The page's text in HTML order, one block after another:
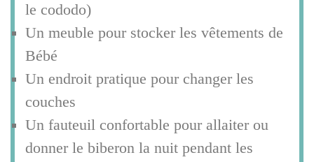
le cododo)
Un meuble pour stocker les vêtements de
Bébé
Un endroit pratique pour changer les
couches
Un fauteuil confortable pour allaiter ou
donner le biberon la nuit pendant les